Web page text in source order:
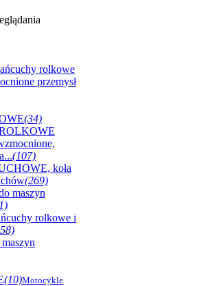
rolkowe
przemysł
(34)
(107)
koła
(269)
maszyn
rolkowe i
(10)Motocykle